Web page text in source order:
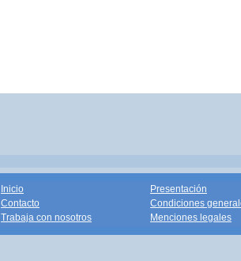
Inicio
Contacto
Trabaja con nosotros
Presentación
Condiciones
Menciones legales